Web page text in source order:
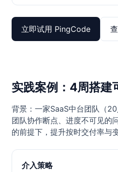
立即试用 PingCode
实践案例：4周搭建
背景：一家SaaS中台团队（
团队协作断点、进度不可见的
的前提下，提升按时交付率与
介入策略